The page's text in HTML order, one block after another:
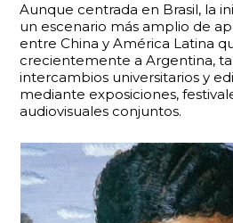
Aunque centrada en Brasil, la
un escenario más amplio de
entre China y América Latina
crecientemente a Argentina,
intercambios universitarios y
mediante exposiciones,
audiovisuales conjuntos.